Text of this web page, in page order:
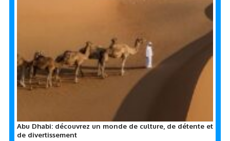
Abu Dhabi: découvrez un monde de culture, de détente et
de divertissement